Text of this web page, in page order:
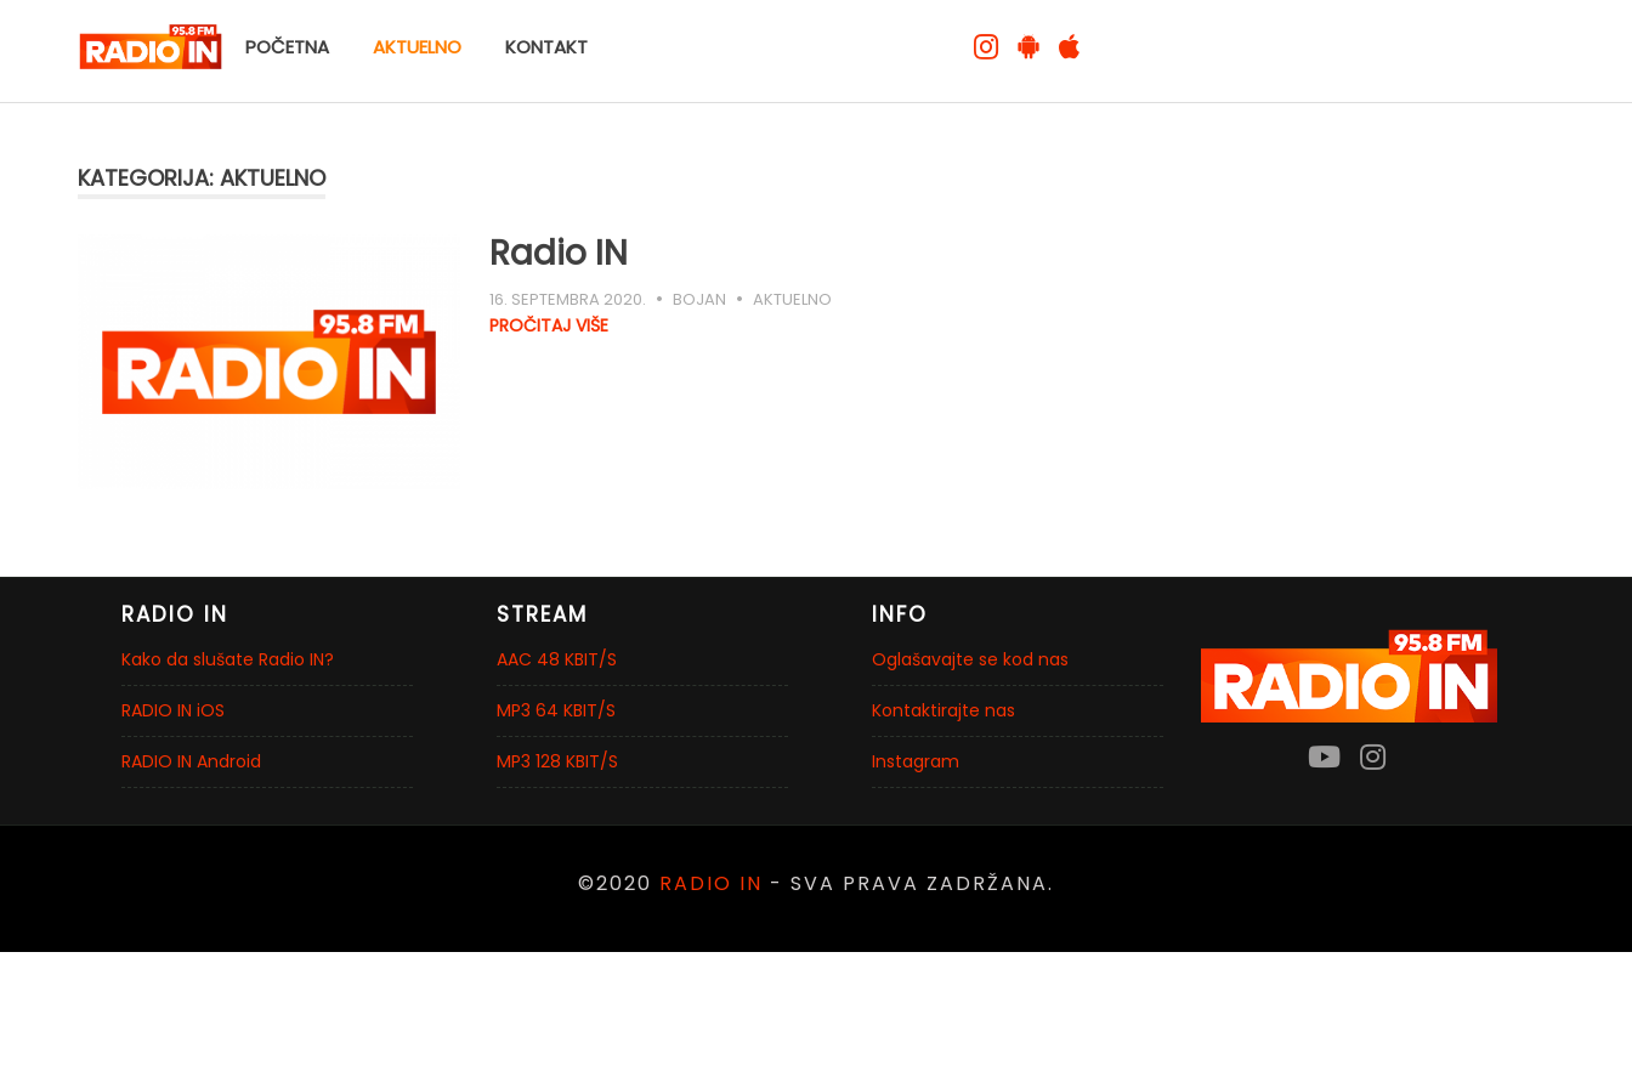
POČETNA AKTUELNO KONTAKT
KATEGORIJA: AKTUELNO
Radio IN
16. SEPTEMBRA 2020. BOJAN AKTUELNO
PROČITAJ VIŠE
RADIO IN
Kako da slušate Radio IN?
RADIO IN iOS
RADIO IN Android
STREAM
AAC 48 KBIT/S
MP3 64 KBIT/S
MP3 128 KBIT/S
INFO
Oglašavajte se kod nas
Kontaktirajte nas
Instagram
©2020 RADIO IN - SVA PRAVA ZADRŽANA.